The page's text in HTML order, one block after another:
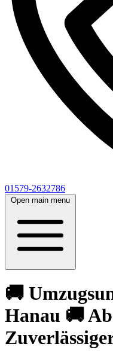
01579-2632786
Open main menu
🚚
Hanau 🚚